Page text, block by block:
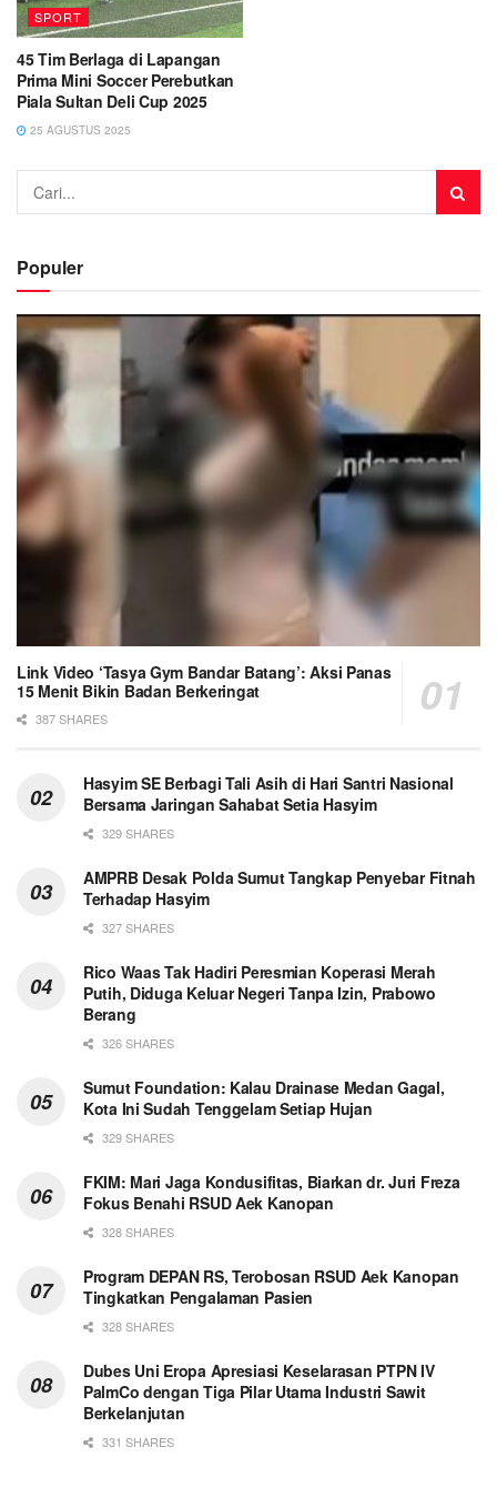
SPORT
45 Tim Berlaga di Lapangan
Prima Mini Soccer Perebutkan
Piala Sultan Deli Cup 2025
25 AGUSTUS 2025
Populer
Link Video ‘Tasya Gym Bandar Batang’: Aksi Panas
15 Menit Bikin Badan Berkeringat
387 SHARES
Hasyim SE Berbagi Tali Asih di Hari Santri Nasional
Bersama Jaringan Sahabat Setia Hasyim
329 SHARES
AMPRB Desak Polda Sumut Tangkap Penyebar Fitnah
Terhadap Hasyim
327 SHARES
Rico Waas Tak Hadiri Peresmian Koperasi Merah
Putih, Diduga Keluar Negeri Tanpa Izin, Prabowo
Berang
326 SHARES
Sumut Foundation: Kalau Drainase Medan Gagal,
Kota Ini Sudah Tenggelam Setiap Hujan
329 SHARES
FKIM: Mari Jaga Kondusifitas, Biarkan dr. Juri Freza
Fokus Benahi RSUD Aek Kanopan
328 SHARES
Program DEPAN RS, Terobosan RSUD Aek Kanopan
Tingkatkan Pengalaman Pasien
328 SHARES
Dubes Uni Eropa Apresiasi Keselarasan PTPN IV
PalmCo dengan Tiga Pilar Utama Industri Sawit
Berkelanjutan
331 SHARES